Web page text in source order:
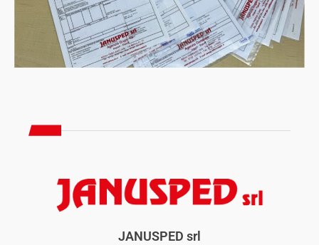
JANUSPED srl